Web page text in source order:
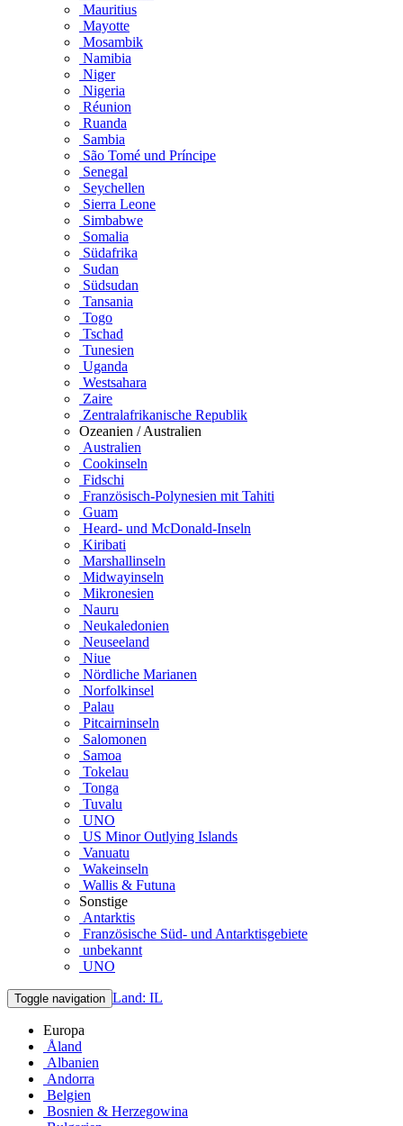
Mauritius
Mayotte
Mosambik
Namibia
Niger
Nigeria
Réunion
Ruanda
Sambia
São Tomé und Príncipe
Senegal
Seychellen
Sierra Leone
Simbabwe
Somalia
Südafrika
Sudan
Südsudan
Tansania
Togo
Tschad
Tunesien
Uganda
Westsahara
Zaire
Zentralafrikanische Republik
Ozeanien / Australien
Australien
Cookinseln
Fidschi
Französisch-Polynesien mit Tahiti
Guam
Heard- und McDonald-Inseln
Kiribati
Marshallinseln
Midwayinseln
Mikronesien
Nauru
Neukaledonien
Neuseeland
Niue
Nördliche Marianen
Norfolkinsel
Palau
Pitcairninseln
Salomonen
Samoa
Tokelau
Tonga
Tuvalu
UNO
US Minor Outlying Islands
Vanuatu
Wakeinseln
Wallis & Futuna
Sonstige
Antarktis
Französische Süd- und Antarktisgebiete
unbekannt
UNO
Toggle navigation Land: IL
Europa
Åland
Albanien
Andorra
Belgien
Bosnien & Herzegowina